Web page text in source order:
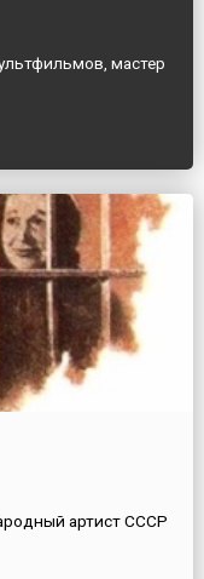
мастер
артист СССР